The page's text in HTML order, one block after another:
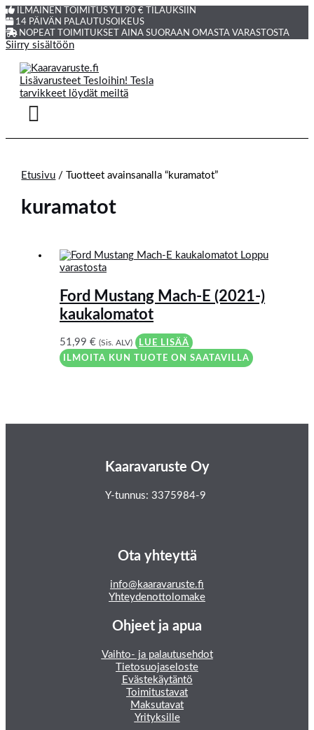
ILMAINEN TOIMITUS YLI 90 € TILAUKSIIN
14 PÄIVÄN PALAUTUSOIKEUS
NOPEAT TOIMITUKSET AINA SUORAAN OMASTA VARASTOSTA
Siirry sisältöön
Etusivu / Tuotteet avainsanalla “kuramatot”
kuramatot
Loppu
varastosta
Ford Mustang Mach-E (2021-)
kaukalomatot
51,99€ (Sis. ALV)
LUE LISÄÄ
ILMOITA KUN TUOTE ON SAATAVILLA
Kaaravaruste Oy
Y-tunnus: 3375984-9
Ota yhteyttä
info@kaaravaruste.fi
Yhteydenottolomake
Ohjeet ja apua
Vaihto- ja palautusehdot
Tietosuojaseloste
Evästekäytäntö
Toimitustavat
Maksutavat
Yrityksille